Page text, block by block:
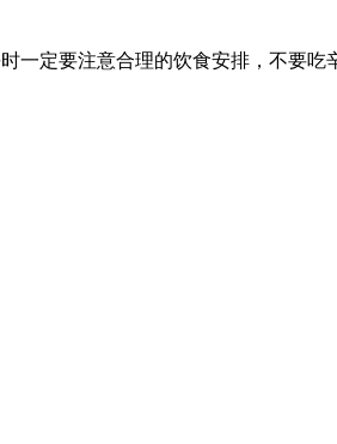
定要注意合理的饮食安排，不要吃